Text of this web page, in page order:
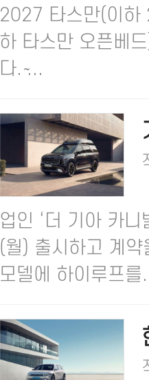
2027 타스만(이하
하 타스만 오픈베
다. ̴...
업인 ‘더 기아 카
(월) 출시하고 계
모델에 하이루프를